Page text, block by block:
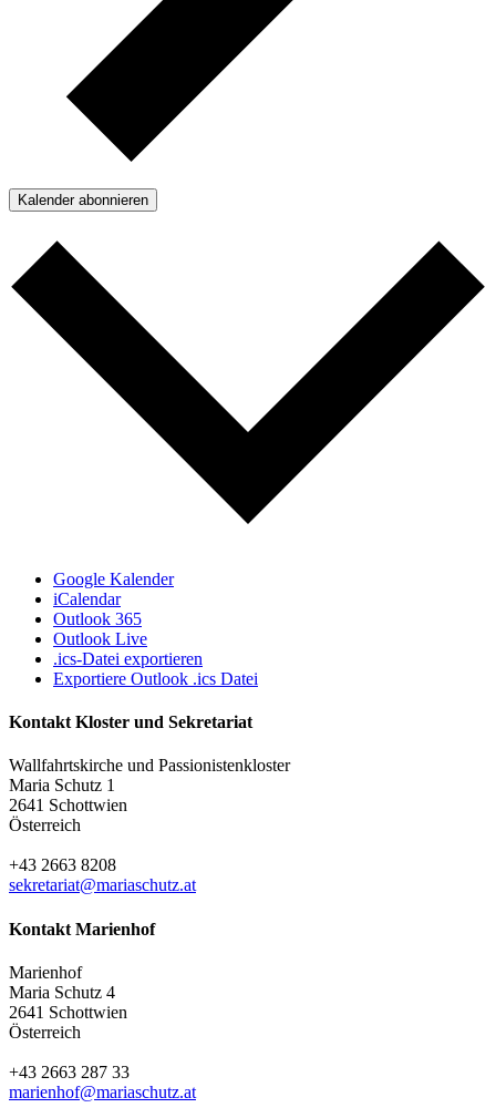
Kalender abonnieren
Google Kalender
iCalendar
Outlook 365
Outlook Live
.ics-Datei exportieren
Exportiere Outlook .ics Datei
Kontakt Kloster und Sekretariat
Wallfahrtskirche und Passionistenkloster
Maria Schutz 1
2641 Schottwien
Österreich
+43 2663 8208
sekretariat@mariaschutz.at
Kontakt Marienhof
Marienhof
Maria Schutz 4
2641 Schottwien
Österreich
+43 2663 287 33
marienhof@mariaschutz.at